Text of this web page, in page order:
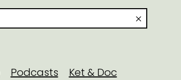
Podcasts
Ket & Doc